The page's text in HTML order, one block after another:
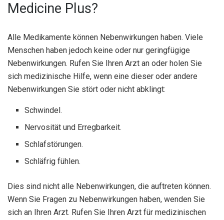
Medicine Plus?
Alle Medikamente können Nebenwirkungen haben. Viele
Menschen haben jedoch keine oder nur geringfügige
Nebenwirkungen. Rufen Sie Ihren Arzt an oder holen Sie
sich medizinische Hilfe, wenn eine dieser oder andere
Nebenwirkungen Sie stört oder nicht abklingt:
Schwindel.
Nervosität und Erregbarkeit.
Schlafstörungen.
Schläfrig fühlen.
Dies sind nicht alle Nebenwirkungen, die auftreten können.
Wenn Sie Fragen zu Nebenwirkungen haben, wenden Sie
sich an Ihren Arzt. Rufen Sie Ihren Arzt für medizinischen